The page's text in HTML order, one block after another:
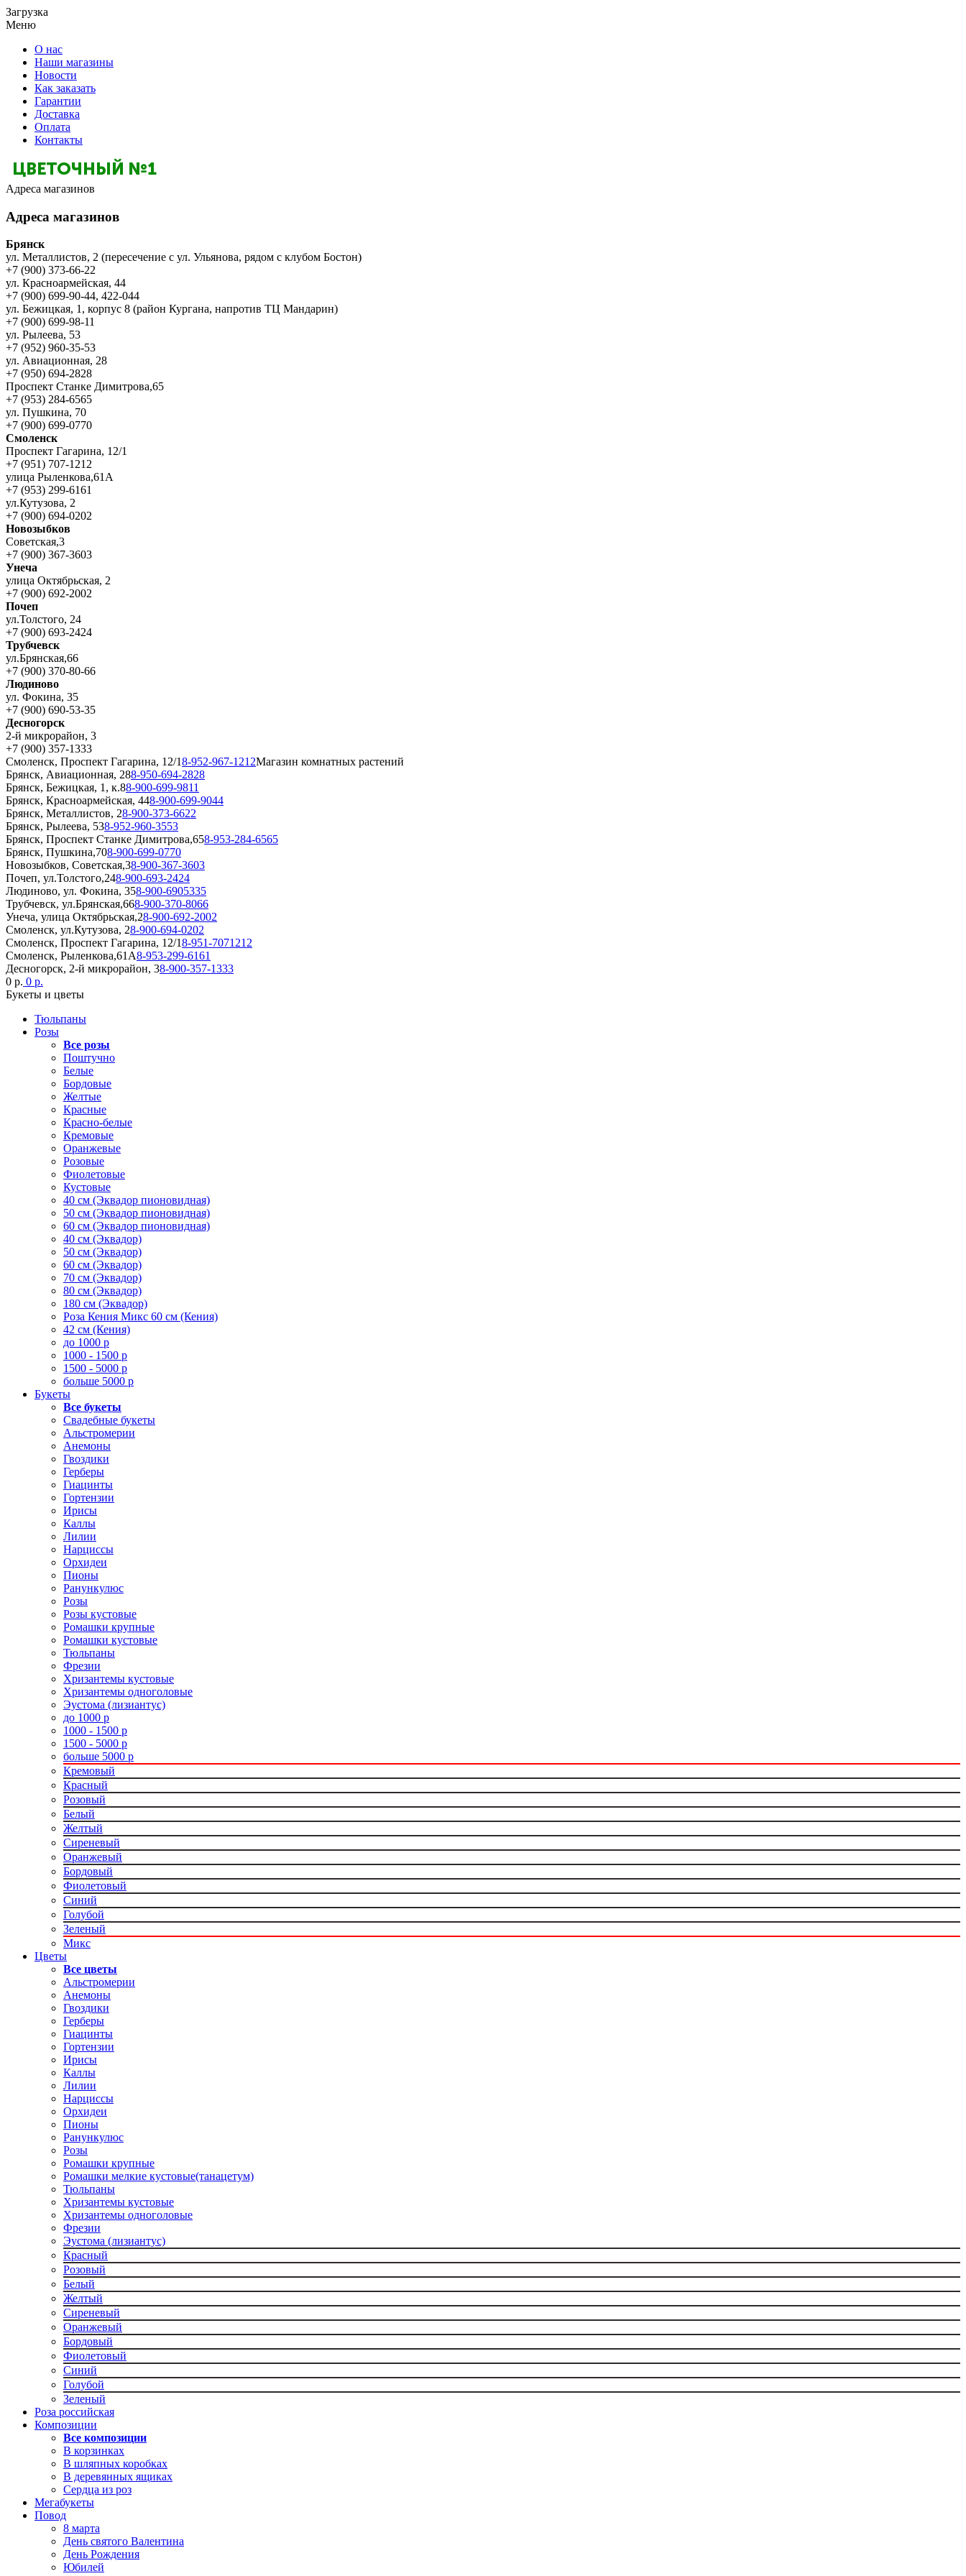
Загрузка
Меню
О нас
Наши магазины
Новости
Как заказать
Гарантии
Доставка
Оплата
Контакты
Адреса магазинов
Адреса магазинов
Брянск
ул. Металлистов, 2 (пересечение с ул. Ульянова, рядом с клубом Бостон)
+7 (900) 373-66-22
ул. Красноармейская, 44
+7 (900) 699-90-44, 422-044
ул. Бежицкая, 1, корпус 8 (район Кургана, напротив ТЦ Мандарин)
+7 (900) 699-98-11
ул. Рылеева, 53
+7 (952) 960-35-53
ул. Авиационная, 28
+7 (950) 694-2828
Проспект Станке Димитрова,65
+7 (953) 284-6565
ул. Пушкина, 70
+7 (900) 699-0770
Смоленск
Проспект Гагарина, 12/1
+7 (951) 707-1212
улица Рыленкова,61А
+7 (953) 299-6161
ул.Кутузова, 2
+7 (900) 694-0202
Новозыбков
Советская,3
+7 (900) 367-3603
Унеча
улица Октябрьская, 2
+7 (900) 692-2002
Почеп
ул.Толстого, 24
+7 (900) 693-2424
Трубчевск
ул.Брянская,66
+7 (900) 370-80-66
Людиново
ул. Фокина, 35
+7 (900) 690-53-35
Десногорск
2-й микрорайон, 3
+7 (900) 357-1333
Смоленск, Проспект Гагарина, 12/18-952-967-1212Магазин комнатных растений
Брянск, Авиационная, 288-950-694-2828
Брянск, Бежицкая, 1, к.88-900-699-9811
Брянск, Красноармейская, 448-900-699-9044
Брянск, Металлистов, 28-900-373-6622
Брянск, Рылеева, 538-952-960-3553
Брянск, Проспект Станке Димитрова,658-953-284-6565
Брянск, Пушкина,708-900-699-0770
Новозыбков, Советская,38-900-367-3603
Почеп, ул.Толстого,248-900-693-2424
Людиново, ул. Фокина, 358-900-6905335
Трубчевск, ул.Брянская,668-900-370-8066
Унеча, улица Октябрьская,28-900-692-2002
Смоленск, ул.Кутузова, 28-900-694-0202
Смоленск, Проспект Гагарина, 12/18-951-7071212
Смоленск, Рыленкова,61А8-953-299-6161
Десногорск, 2-й микрорайон, 38-900-357-1333
0 р. 0 р.
Букеты и цветы
Тюльпаны
Розы
Все розы
Поштучно
Белые
Бордовые
Желтые
Красные
Красно-белые
Кремовые
Оранжевые
Розовые
Фиолетовые
Кустовые
40 см (Эквадор пионовидная)
50 см (Эквадор пионовидная)
60 см (Эквадор пионовидная)
40 см (Эквадор)
50 см (Эквадор)
60 см (Эквадор)
70 см (Эквадор)
80 см (Эквадор)
180 см (Эквадор)
Роза Кения Микс 60 см (Кения)
42 см (Кения)
до 1000 р
1000 - 1500 р
1500 - 5000 р
больше 5000 р
Букеты
Все букеты
Свадебные букеты
Альстромерии
Анемоны
Гвоздики
Герберы
Гиацинты
Гортензии
Ирисы
Каллы
Лилии
Нарциссы
Орхидеи
Пионы
Ранункулюс
Розы
Розы кустовые
Ромашки крупные
Ромашки кустовые
Тюльпаны
Фрезии
Хризантемы кустовые
Хризантемы одноголовые
Эустома (лизиантус)
до 1000 р
1000 - 1500 р
1500 - 5000 р
больше 5000 р
Кремовый
Красный
Розовый
Белый
Желтый
Сиреневый
Оранжевый
Бордовый
Фиолетовый
Синий
Голубой
Зеленый
Микс
Цветы
Все цветы
Альстромерии
Анемоны
Гвоздики
Герберы
Гиацинты
Гортензии
Ирисы
Каллы
Лилии
Нарциссы
Орхидеи
Пионы
Ранункулюс
Розы
Ромашки крупные
Ромашки мелкие кустовые(танацетум)
Тюльпаны
Хризантемы кустовые
Хризантемы одноголовые
Фрезии
Эустома (лизиантус)
Красный
Розовый
Белый
Желтый
Сиреневый
Оранжевый
Бордовый
Фиолетовый
Синий
Голубой
Зеленый
Роза российская
Композиции
Все композиции
В корзинках
В шляпных коробках
В деревянных ящиках
Сердца из роз
Мегабукеты
Повод
8 марта
День святого Валентина
День Рождения
Юбилей